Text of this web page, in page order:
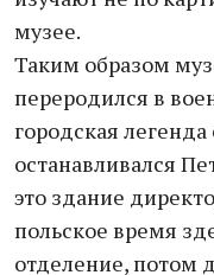
музее.
Таким образом
переродился в
городская
останавливался
это здание
польское время
отделение, потом